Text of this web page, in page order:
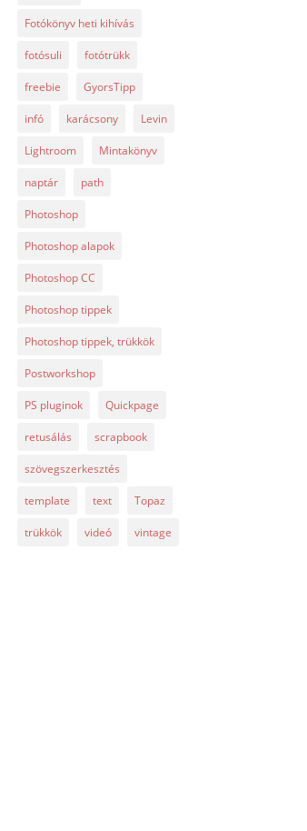
Fotókönyv heti kihívás
fotósuli fotótrükk
freebie GyorsTipp
infó karácsony Levin
Lightroom Mintakönyv
naptár path
Photoshop
Photoshop alapok
Photoshop CC
Photoshop tippek
Photoshop tippek, trükkök
Postworkshop
PS pluginok Quickpage
retusálás scrapbook
szövegszerkesztés
template text Topaz
trükkök videó vintage